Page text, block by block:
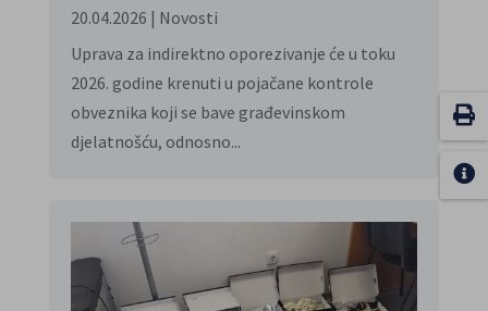
20.04.2026 | Novosti
Uprava za indirektno oporezivanje će u toku
2026. godine krenuti u pojačane kontrole
obveznika koji se bave građevinskom
djelatnošću, odnosno...